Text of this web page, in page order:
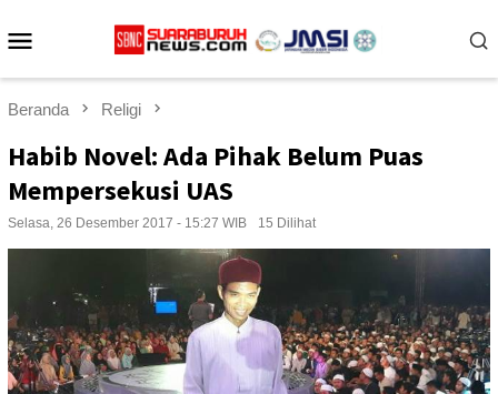
ke
Beranda Religi
Habib Novel: Ada Pihak Belum Puas
Mempersekusi UAS
Selasa, 26 Desember 2017 - 15:27 WIB 15 Dilihat